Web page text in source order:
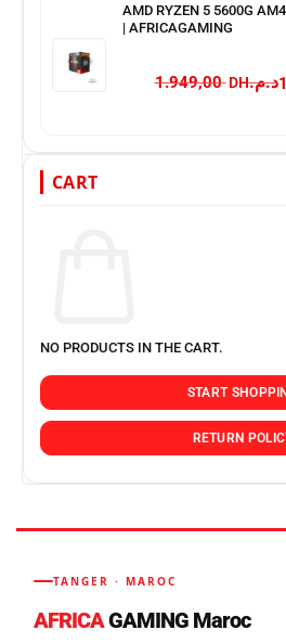
AMD RYZEN 5 5600G
| AFRICAGAMING
د.م. 1.949,00
CART
NO PRODUCTS IN THE CART.
START
RETURN
TANGER · MAROC
AFRICAGAMING Maroc